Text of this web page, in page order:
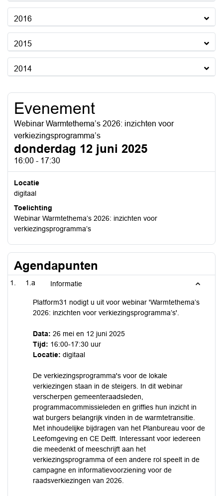
2016
2015
2014
Evenement
Webinar Warmtethema’s 2026: inzichten voor
verkiezingsprogramma’s
donderdag 12 juni 2025
16:00 - 17:30
Locatie
digitaal
Toelichting
Webinar Warmtethema’s 2026: inzichten voor
verkiezingsprogramma’s
Agendapunten
1.a Informatie
Platform31 nodigt u uit voor webinar 'Warmtethema’s
2026: inzichten voor verkiezingsprogramma’s'.
Data: 26 mei en 12 juni 2025
Tijd: 16:00-17:30 uur
Locatie: digitaal
De verkiezingsprogramma's voor de lokale
verkiezingen staan in de steigers. In dit webinar
verscherpen gemeenteraadsleden,
programmacommissieleden en griffies hun inzicht in
wat burgers belangrijk vinden in de warmtetransitie.
Met inhoudelijke bijdragen van het Planbureau voor de
Leefomgeving en CE Delft. Interessant voor iedereen
die meedenkt of meeschrijft aan het
verkiezingsprogramma of een andere rol speelt in de
campagne en informatievoorziening voor de
raadsverkiezingen van 2026.